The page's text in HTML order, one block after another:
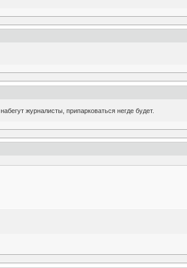
журналисты, припарковаться негде будет.